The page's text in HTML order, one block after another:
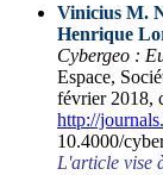
Vinicius M.
Henrique
Cybergeo :
Espace,
février 2018,
http://
10.4000/
L'article vise